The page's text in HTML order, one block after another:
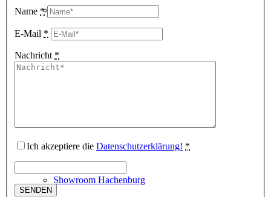
3D Visualisierungen
Geschenkgutscheine
Showroom Hachenburg
Name *
E-Mail *
Nachricht *
Ich akzeptiere die Datenschutzerklärung! *